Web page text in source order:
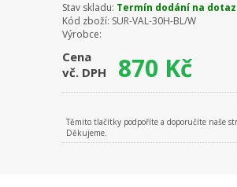
Stav skladu: Termín dodání na dotaz
Kód zboží: SUR-VAL-30H-BL/W
Výrobce:
Cena
vč. DPH
870 Kč
Těmito tlačítky podpoříte a doporučíte naše
Děkujeme.